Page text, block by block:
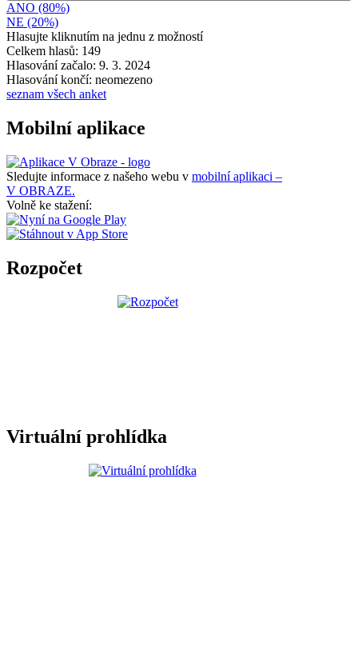
ANO (80%)
NE (20%)
Hlasujte kliknutím na jednu z možností
Celkem hlasů: 149
Hlasování začalo: 9. 3. 2024
Hlasování končí: neomezeno
seznam všech anket
Mobilní aplikace
Sledujte informace z našeho webu v mobilní aplikaci –
V OBRAZE.
Volně ke stažení:
Rozpočet
Virtuální prohlídka